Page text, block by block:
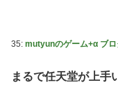
35: mutyunのゲーム+α ブロ
まるで任天堂が上手